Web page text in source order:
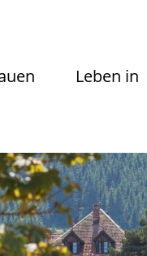
Leben in